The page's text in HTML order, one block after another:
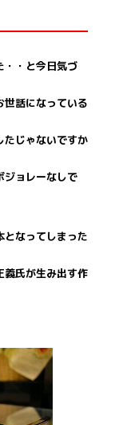
・・と今日気づ
話になっている
たじゃないですか
ョレーなしで
となってしまった
義氏が生み出す作